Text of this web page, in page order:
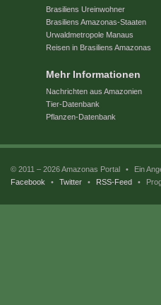
Brasiliens Ureinwohner
Brasiliens Amazonas-Staaten
Urwaldmetropole Manaus
Reisen in Brasiliens Amazonas
Mehr Informationen
Nachrichten aus Amazonien
Tier-Datenbank
Pflanzen-Datenbank
© 2011 – 2026 Amazonas Portal •
Ein
Facebook
• Twitter • RSS-Feed •